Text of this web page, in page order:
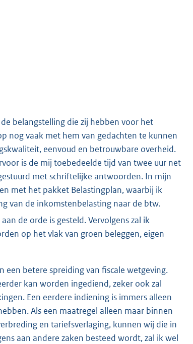
belangstelling die zij hebben voor het
nog vaak met hem van gedachten te kunnen
eenvoud en betrouwbare overheid.
is de mij toebedeelde tijd van twee uur net
met schriftelijke antwoorden. In mijn
met het pakket Belastingplan, waarbij ik
van de inkomstenbelasting naar de btw.
de orde is gesteld. Vervolgens zal ik
op het vlak van groen beleggen, eigen
betere spreiding van fiscale wetgeving.
kan worden ingediend, zeker ook zal
Een eerdere indiening is immers alleen
Als een maatregel alleen maar binnen
en tariefsverlaging, kunnen wij die in
aan andere zaken besteed wordt, zal ik wel